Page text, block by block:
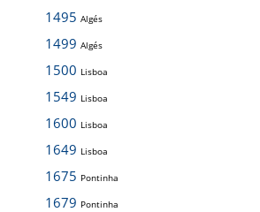
1495 Algés
1499 Algés
1500 Lisboa
1549 Lisboa
1600 Lisboa
1649 Lisboa
1675 Pontinha
1679 Pontinha